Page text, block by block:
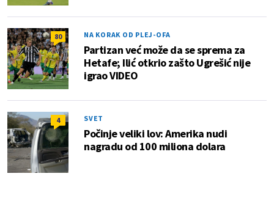
80 NA KORAK OD PLEJ-OFA
Partizan već može da se sprema za
Hetafe; Ilić otkrio zašto Ugrešić nije
igrao VIDEO
4 SVET
Počinje veliki lov: Amerika nudi
nagradu od 100 miliona dolara